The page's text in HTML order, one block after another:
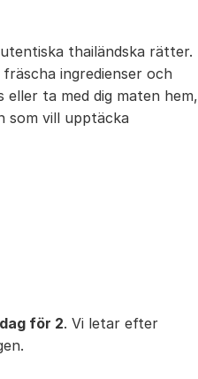
thailändska rätter.
ingredienser och
eller ta med dig maten hem,
som vill upptäcka
för 2. Vi letar efter